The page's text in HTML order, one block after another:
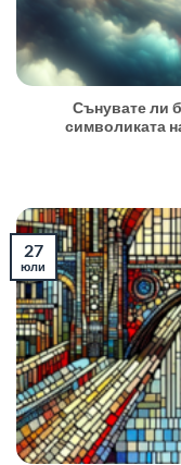
Сънувате ли
символиката
27
юли